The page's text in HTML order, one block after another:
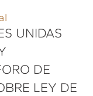
UNIDAS
DE
LEY DE